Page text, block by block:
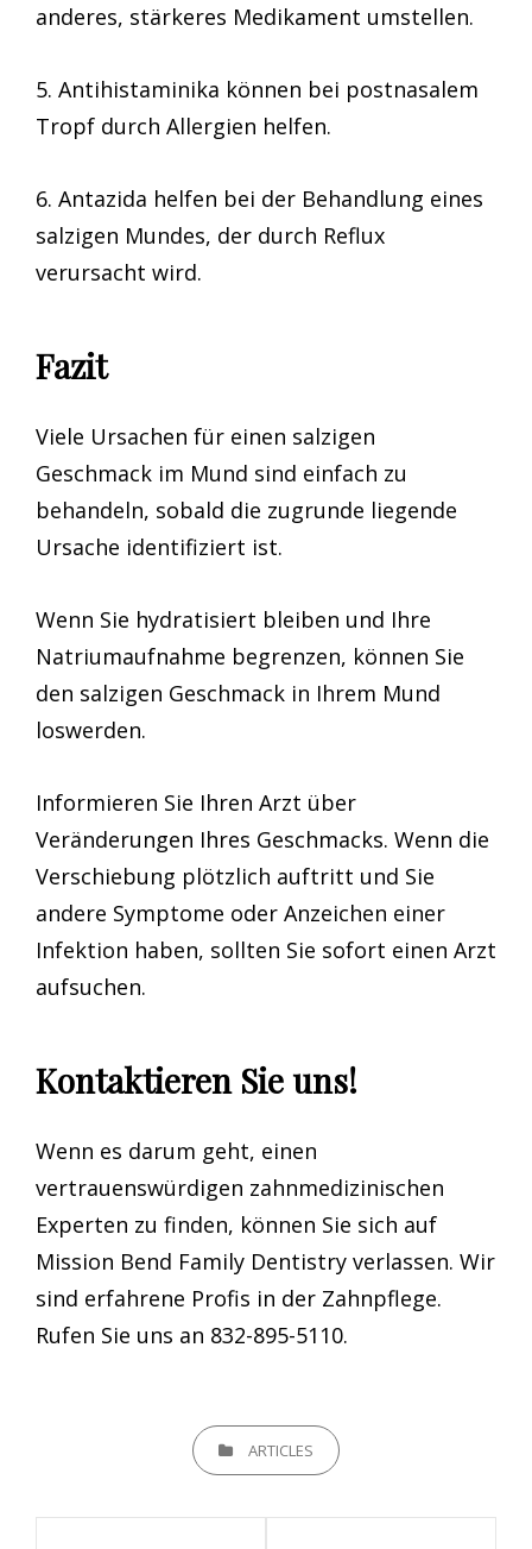
anderes, stärkeres Medikament umstellen.
5. Antihistaminika können bei postnasalem
Tropf durch Allergien helfen.
6. Antazida helfen bei der Behandlung eines
salzigen Mundes, der durch Reflux
verursacht wird.
Fazit
Viele Ursachen für einen salzigen
Geschmack im Mund sind einfach zu
behandeln, sobald die zugrunde liegende
Ursache identifiziert ist.
Wenn Sie hydratisiert bleiben und Ihre
Natriumaufnahme begrenzen, können Sie
den salzigen Geschmack in Ihrem Mund
loswerden.
Informieren Sie Ihren Arzt über
Veränderungen Ihres Geschmacks. Wenn die
Verschiebung plötzlich auftritt und Sie
andere Symptome oder Anzeichen einer
Infektion haben, sollten Sie sofort einen Arzt
aufsuchen.
Kontaktieren Sie uns!
Wenn es darum geht, einen
vertrauenswürdigen zahnmedizinischen
Experten zu finden, können Sie sich auf
Mission Bend Family Dentistry verlassen. Wir
sind erfahrene Profis in der Zahnpflege.
Rufen Sie uns an 832-895-5110.
CATEGORIESARTICLES